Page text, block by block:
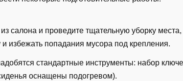
салона и проведите тщательную уборку
избежать попадания мусора под крепления.
стандартные инструменты: набор
оснащены подогревом).